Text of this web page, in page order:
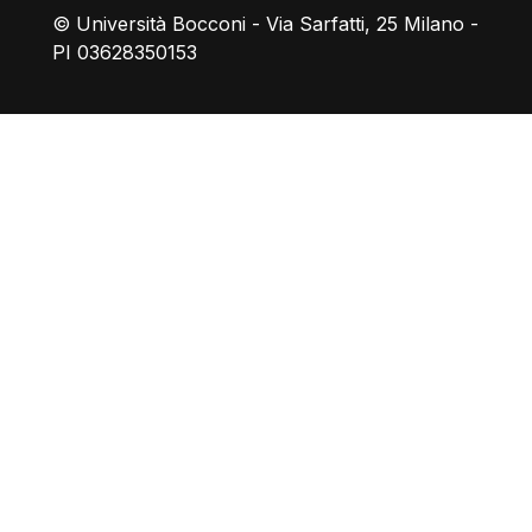
© Università Bocconi - Via Sarfatti, 25 Milano -
PI 03628350153